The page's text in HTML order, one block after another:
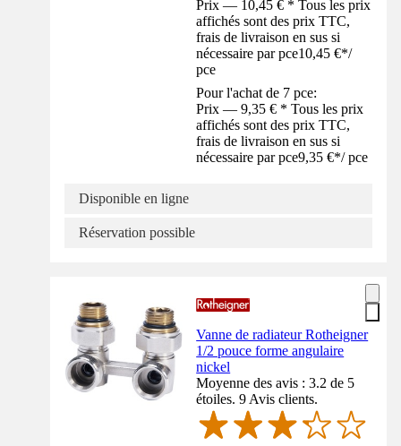
Prix — 10,45 € * Tous les prix
affichés sont des prix TTC,
frais de livraison en sus si
nécessaire par pce10,45 €*/
pce
Pour l'achat de 7 pce:
Prix — 9,35 € * Tous les prix
affichés sont des prix TTC,
frais de livraison en sus si
nécessaire par pce9,35 €*/ pce
Disponible en ligne
Réservation possible
Vanne de radiateur Rotheigner
1/2 pouce forme angulaire
nickel
Moyenne des avis : 3.2 de 5
étoiles. 9 Avis clients.